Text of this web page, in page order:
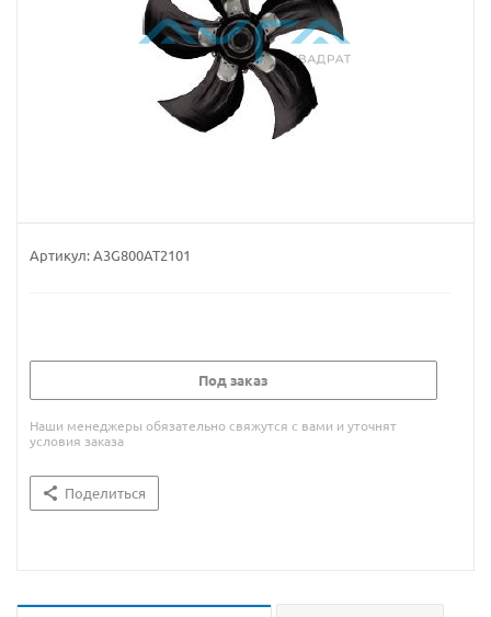
Артикул:A3G800AT2101
Под заказ
Наши менеджеры обязательно свяжутся с вами и уточнят
условия заказа
Поделиться